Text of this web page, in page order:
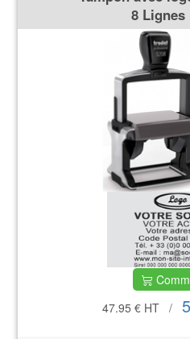
8 Lignes
47.95 € HT /